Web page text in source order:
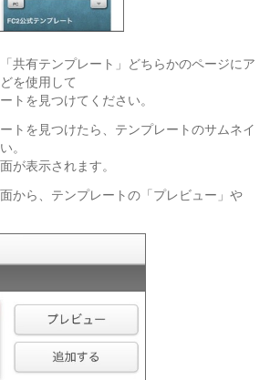
共有テンプレート」どちらかのページにア
を使用して
トを見つけてください。
トを見つけたら、テンプレートのサムネイ
。
が表示されます。
から、テンプレートの「プレビュー」や